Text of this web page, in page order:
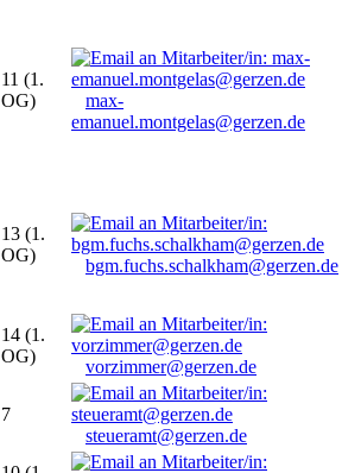
11 (1.
OG)
max-
emanuel.montgelas@gerzen.de
13 (1.
OG)
bgm.fuchs.schalkham@gerzen.de
14 (1.
OG)
vorzimmer@gerzen.de
7
steueramt@gerzen.de